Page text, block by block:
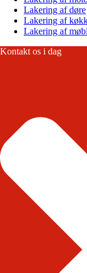
Lakering af døre
Lakering af
Lakering af
Kontakt os i dag